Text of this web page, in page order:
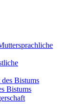
Bistums